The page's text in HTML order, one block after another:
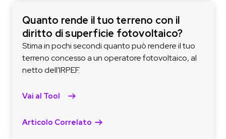
Quanto rende il tuo terreno con il
diritto di superficie fotovoltaico?
Stima in pochi secondi quanto può rendere il tuo
terreno concesso a un operatore fotovoltaico, al
netto dell'IRPEF.
Vai al Tool
Articolo Correlato